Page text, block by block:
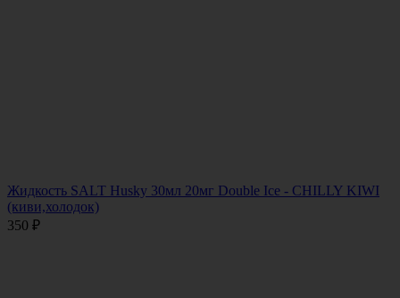
Жидкость SALT Husky 30мл 20мг Double Ice - CHILLY KIWI
(киви,холодок)
350 ₽